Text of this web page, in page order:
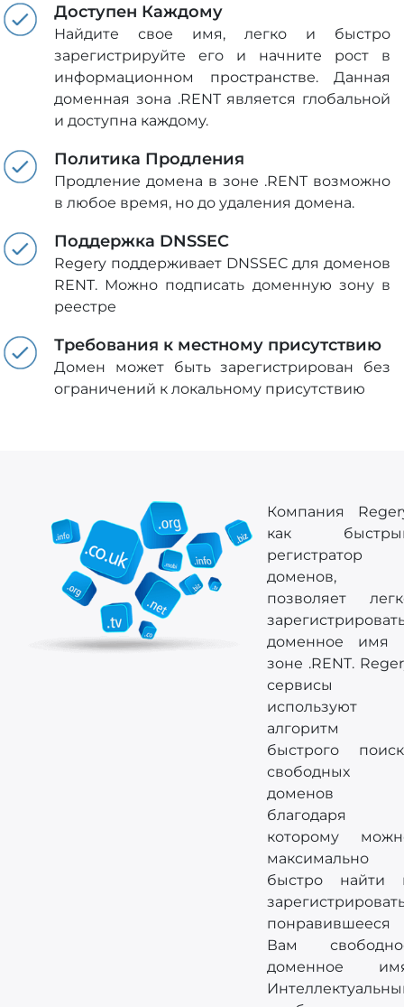
Доступен Каждому
Найдите свое имя, легко и быстро
зарегистрируйте его и начните рост в
информационном пространстве. Данная
доменная зона .RENT является глобальной
и доступна каждому.
Политика Продления
Продление домена в зоне .RENT возможно
в любое время, но до удаления домена.
Поддержка DNSSEC
Regery поддерживает DNSSEC для доменов
RENT. Можно подписать доменную зону в
реестре
Требования к местному присутствию
Домен может быть зарегистрирован без
ограничений к локальному присутствию
Компания
как
регистратор
доменов,
позволяет
доменное имя
зоне .RENT.
сервисы
используют
алгоритм
быстрого
свободных
доменов
благодаря
которому
максимально
быстро найти
понравившееся
Вам
доменное